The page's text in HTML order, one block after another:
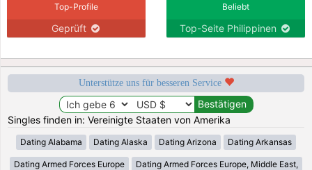
Top-Profile
Geprüft
Beliebt
Top-Seite Philippinen
Unterstütze uns für besseren Service
Singles finden in: Vereinigte Staaten von Amerika
Dating Alabama Dating Alaska Dating Arizona Dating Arkansas
Dating Armed Forces Europe Dating Armed Forces Europe, Middle East,